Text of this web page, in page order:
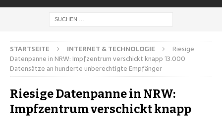
STARTSEITE INTERNET & TECHNOLOGIE
Riesige
Datenpanne in NRW: Impfzentrum verschickt knapp 13.000
Datensätze an hunderte unberechtigte Empfänger
Riesige Datenpanne in NRW:
Impfzentrum verschickt knapp